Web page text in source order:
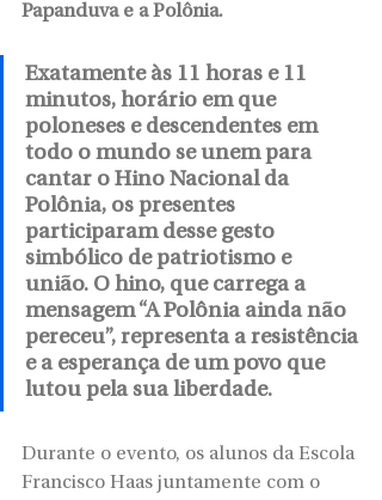
Papanduva e a Polônia.
Exatamente às 11 horas e 11
minutos, horário em que
poloneses e descendentes em
todo o mundo se unem para
cantar o Hino Nacional da
Polônia, os presentes
participaram desse gesto
simbólico de patriotismo e
união. O hino, que carrega a
mensagem “A Polônia ainda não
pereceu”, representa a resistência
e a esperança de um povo que
lutou pela sua liberdade.
Durante o evento, os alunos da Escola
Francisco Haas juntamente com o